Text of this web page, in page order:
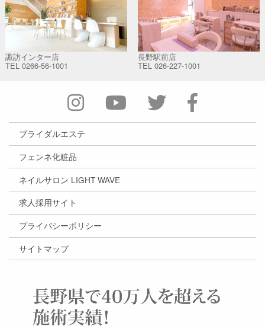
諏訪インター店
TEL 0266-56-1001
長野駅前店
TEL 026-227-1001
ブライダルエステ
フェンネ化粧品
ネイルサロン LIGHT WAVE
求人採用サイト
プライバシーポリシー
サイトマップ